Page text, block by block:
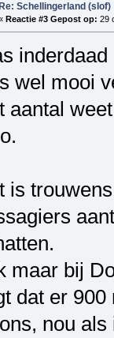
Re: Schellingerland (slof)
Reactie #3 Gepost op: 29
wel mooi
aantal
is
maar bij
dat er
nou als